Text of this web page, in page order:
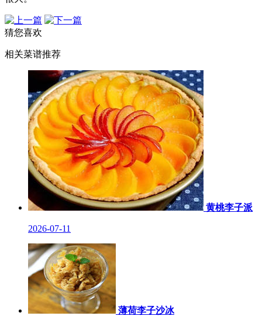
猜您喜欢
相关菜谱推荐
黄桃李子派
2026-07-11
薄荷李子沙冰